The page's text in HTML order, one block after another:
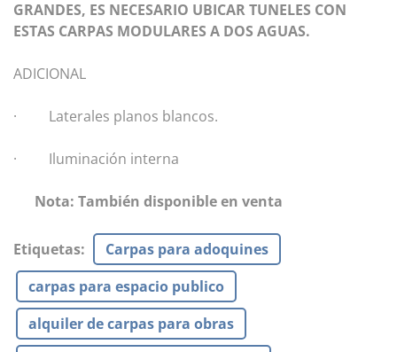
GRANDES, ES NECESARIO UBICAR TUNELES CON
ESTAS CARPAS MODULARES A DOS AGUAS.
ADICIONAL
· Laterales planos blancos.
· Iluminación interna
Nota: También disponible en venta
Etiquetas:
Carpas para adoquines
carpas para espacio publico
alquiler de carpas para obras